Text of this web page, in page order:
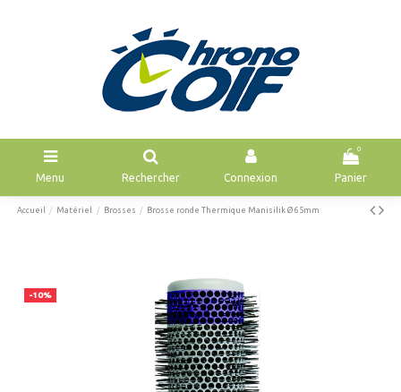
Menu Rechercher Connexion
0
Panier
Accueil Matériel Brosses Brosse ronde Thermique Manisilik Ø 65mm
-10%